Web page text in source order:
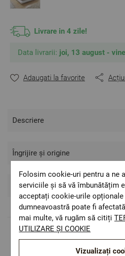
Livrare in 4 zile!
Data livrarii: joi, 13 august -
Adaugati la favorite
Descriere
Îngrijire și origine
Recenzii si Comentarii
Livrare rapida
Costul de livrare este
Folosim cookie-uri pentru a ne
serviciile și să vă îmbunătățim
acceptați cookie-urile opționale
dumneavoastră poate fi
mai multe, vă rugăm să citiți
UTILIZARE ȘI COOKIE
Vizualizați